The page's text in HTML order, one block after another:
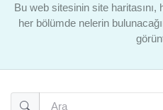
Bu web sitesinin site haritasını,
her bölümde nelerin